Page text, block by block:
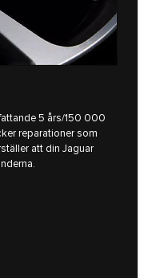
5 års/150 000
reparationer som
att din Jaguar